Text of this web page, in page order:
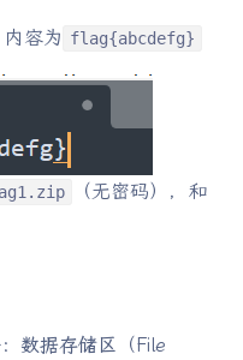
容为 flag{abcdefg}
（无密码），和
数据存储区
（File